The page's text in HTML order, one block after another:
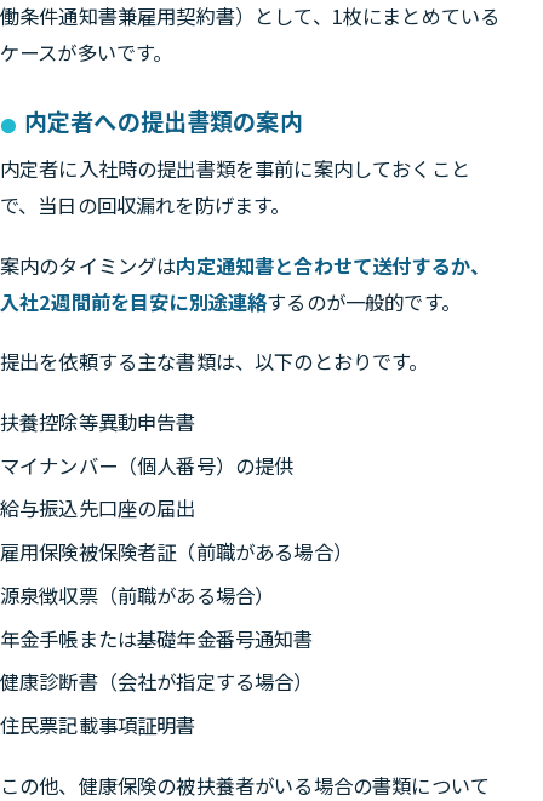
働条件通知書兼雇用契約書）として、1枚にまとめている
ケースが多いです。
内定者への提出書類の案内
内定者に入社時の提出書類を事前に案内しておくこと
で、当日の回収漏れを防げます。
案内のタイミングは内定通知書と合わせて送付するか、
入社2週間前を目安に別途連絡するのが一般的です。
提出を依頼する主な書類は、以下のとおりです。
扶養控除等異動申告書
マイナンバー（個人番号）の提供
給与振込先口座の届出
雇用保険被保険者証（前職がある場合）
源泉徴収票（前職がある場合）
年金手帳または基礎年金番号通知書
健康診断書（会社が指定する場合）
住民票記載事項証明書
この他、健康保険の被扶養者がいる場合の書類について